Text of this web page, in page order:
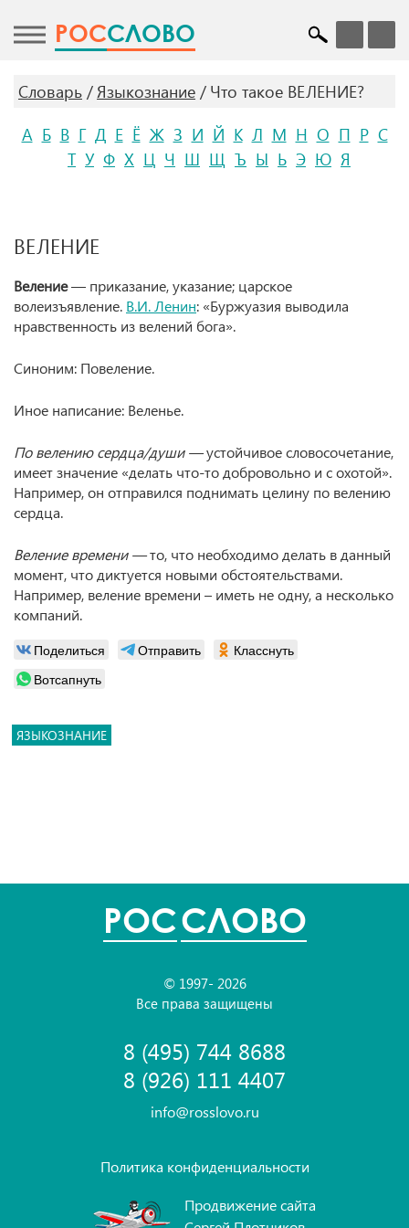
POCСЛОВО
Словарь Языкознание
Что такое ВЕЛЕНИЕ?
А Б В Г Д Е Ё Ж З И Й К Л М Н О П Р С
Т У Ф Х Ц Ч Ш Щ Ъ Ы Ь Э Ю Я
ВЕЛЕНИЕ
Веление— приказание, указание; царское
волеизъявление. В.И. Ленин: «Буржуазия выводила
нравственность из велений бога».
Синоним: Повеление.
Иное написание: Веленье.
По велению сердца/души —устойчивое словосочетание,
имеет значение «делать что-то добровольно и с охотой».
Например, он отправился поднимать целину по велению
сердца.
Веление времени —то, что необходимо делать в данный
момент, что диктуется новыми обстоятельствами.
Например, веление времени – иметь не одну, а несколько
компаний.
Поделиться Отправить
Класснуть
Вотсапнуть
ЯЗЫКОЗНАНИЕ
POCСЛОВО
© 1997- 2026
Все права защищены
8 (495) 744 8688
8 (926) 111 4407
info@rosslovo.ru
Политика конфиденциальности
Продвижение сайта